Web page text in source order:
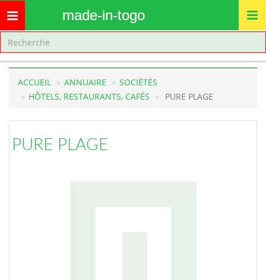
Toggle
navigation
made-in-togo
ACCUEIL ANNUAIRE
SOCIÉTÉS
HÔTELS, RESTAURANTS, CAFÉS
PURE PLAGE
PURE PLAGE